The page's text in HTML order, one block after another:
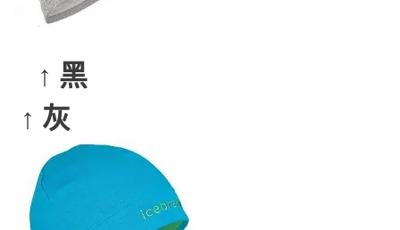
↑ 黑
↑ 灰